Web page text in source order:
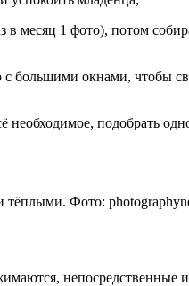
месяц 1 фото), потом
большими окнами, чтобы
подобрать
Фото:
непосредственные